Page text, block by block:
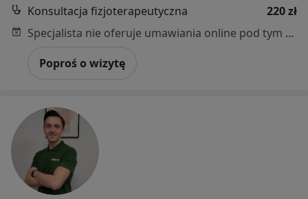
Konsultacja fizjoterapeutyczna
220 zł
Specjalista nie oferuje umawiania online pod tym adresem.
Poproś o wizytę